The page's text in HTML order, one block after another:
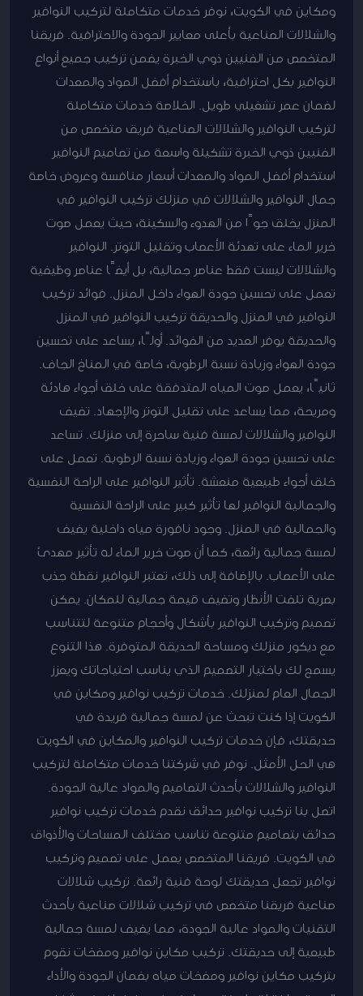
ومكاين في الكويت، نوفر خدمات متكاملة لتركيب النوافير
والشلالات الصناعية بأعلى معايير الجودة والاحترافية. فريقنا
المتخصص من الفنيين ذوي الخبرة يضمن تركيب جميع أنواع
النوافير بكل احترافية، باستخدام أفضل المواد والمعدات
لضمان عمر تشغيلي طويل. الخلاصة خدمات متكاملة
لتركيب النوافير والشلالات الصناعية فريق متخصص من
الفنيين ذوي الخبرة تشكيلة واسعة من تصاميم النوافير
استخدام أفضل المواد والمعدات أسعار منافسة وعروض خاصة
جمال النوافير والشلالات في منزلك تركيب النوافير في
المنزل يخلق جوًا من الهدوء والسكينة، حيث يعمل صوت
خرير الماء على تهدئة الأعصاب وتقليل التوتر. النوافير
والشلالات ليست فقط عناصر جمالية، بل أيضًا عناصر وظيفية
تعمل على تحسين جودة الهواء داخل المنزل. فوائد تركيب
النوافير في المنزل والحديقة تركيب النوافير في المنزل
والحديقة يوفر العديد من الفوائد. أولًا، يساعد على تحسين
جودة الهواء وزيادة نسبة الرطوبة، خاصة في المناخ الجاف.
ثانيًا، يعمل صوت المياه المتدفقة على خلق أجواء هادئة
ومريحة، مما يساعد على تقليل التوتر والإجهاد. تضيف
النوافير والشلالات لمسة فنية ساحرة إلى منزلك. تساعد
على تحسين جودة الهواء وزيادة نسبة الرطوبة. تعمل على
خلق أجواء طبيعية منعشة. تأثير النوافير على الراحة النفسية
والجمالية النوافير لها تأثير كبير على الراحة النفسية
والجمالية في المنزل. وجود نافورة مياه داخلية يضيف
لمسة جمالية رائعة، كما أن صوت خرير الماء له تأثير مهدئ
على الأعصاب. بالإضافة إلى ذلك، تعتبر النوافير نقطة جذب
بصرية تلفت الأنظار وتضيف قيمة جمالية للمكان. يمكن
تصميم وتركيب النوافير بأشكال وأحجام متنوعة لتتناسب
مع ديكور منزلك ومساحة الحديقة المتوفرة. هذا التنوع
يسمح لك باختيار التصميم الذي يناسب احتياجاتك ويعزز
الجمال العام لمنزلك. خدمات تركيب نوافير ومكاين في
الكويت إذا كنت تبحث عن لمسة جمالية فريدة في
حديقتك، فإن خدمات تركيب النوافير والمكاين في الكويت
هي الحل الأمثل. نوفر في شركتنا خدمات متكاملة لتركيب
النوافير والشلالات بأحدث التصاميم والمواد عالية الجودة.
اتصل بنا تركيب نوافير حدائق نقدم خدمات تركيب نوافير
حدائق بتصاميم متنوعة تناسب مختلف المساحات والأذواق
في الكويت. فريقنا المتخصص يعمل على تصميم وتركيب
نوافير تجعل حديقتك لوحة فنية رائعة. تركيب شلالات
صناعية فريقنا متخصص في تركيب شلالات صناعية بأحدث
التقنيات والمواد عالية الجودة، مما يضيف لمسة جمالية
طبيعية إلى حديقتك. تركيب مكاين نوافير ومضخات نقوم
بتركيب مكاين نوافير ومضخات مياه بضمان الجودة والأداء